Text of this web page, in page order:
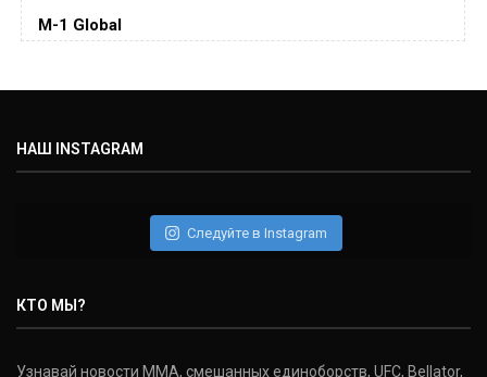
Дэниель Кормье
(22-2-0, 1)
M-1 Global
НАШ INSTAGRAM
Следуйте в Instagram
КТО МЫ?
Узнавай новости ММА, смешанных единоборств, UFC, Bellator,